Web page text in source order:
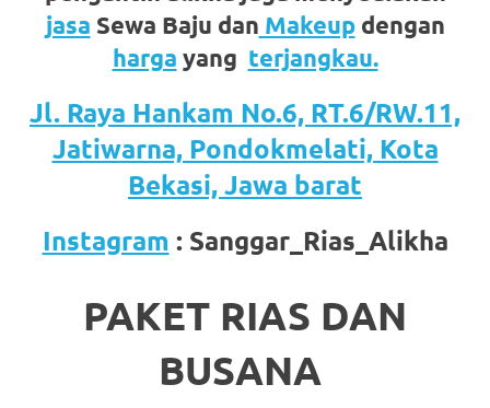
Online
rolex.
Discover
Here
loanswatches.com .
jasa Sewa Baju dan Makeupdengan
harga yang terjangkau.
Jl. Raya Hankam No.6, RT.6/RW.11,
Jatiwarna, Pondokmelati, Kota
Bekasi, Jawa barat
Instagram : Sanggar_Rias_Alikha
PAKET RIAS DAN
BUSANA